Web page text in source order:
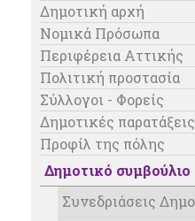
Δημοτική αρχή
Νομικά Πρόσωπα
Περιφέρεια Αττικής
Πολιτική προστασία
Σύλλογοι - Φορείς
Δημοτικές παρατάξεις
Προφίλ της πόλης
Δημοτικό συμβούλιο
Συνεδριάσεις